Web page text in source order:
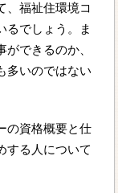
、福祉住環境コ
るでしょう。ま
できるのか、
多いのではない
の資格概要と仕
する人について